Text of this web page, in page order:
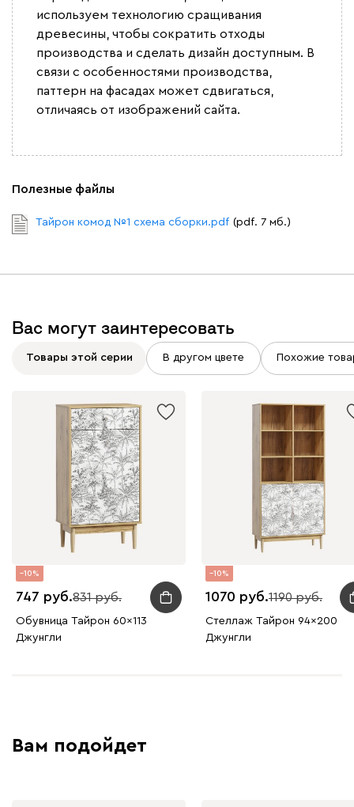
используем технологию сращивания
древесины, чтобы сократить отходы
производства и сделать дизайн доступным. В
связи с особенностями производства,
паттерн на фасадах может сдвигаться,
отличаясь от изображений сайта.
Полезные файлы
Тайрон комод №1 схема сборки.pdf (pdf. 7 мб.)
Вас могут заинтересовать
Товары этой серии В другом цвете Похожие
10
747 831
Обувница Тайрон 60x113
Джунгли
10
1070 1190
Стеллаж Тайрон 94x200
Джунгли ​
Вам подойдет